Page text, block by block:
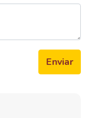
Enviar